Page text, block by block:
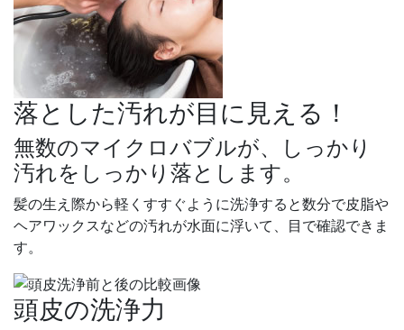
落とした汚れが目に見える！
無数のマイクロバブルが、しっかり
汚れをしっかり落とします。
髪の生え際から軽くすすぐように洗浄すると数分で皮脂や
ヘアワックスなどの汚れが水面に浮いて、目で確認できま
す。
頭皮の洗浄力